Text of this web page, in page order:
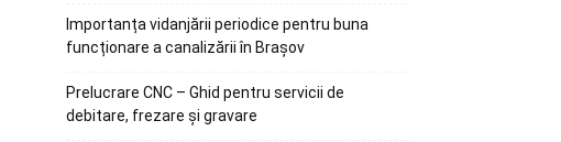
Importanța vidanjării periodice pentru buna
funcționare a canalizării în Brașov
Prelucrare CNC – Ghid pentru servicii de
debitare, frezare și gravare